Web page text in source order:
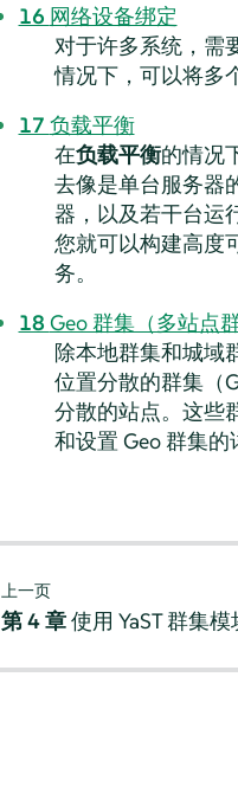
16 网络设备绑定
对于许多系统，需
情况下，可以将多
17 负载平衡
在负载平衡的情况
去像是单台服务器
器，以及若干台运
您就可以构建高度
务。
18 Geo 群集（多站点群
除本地群集和城域
位置分散的群集（
分散的站点。这些
和设置 Geo 群集
上一页
第 4 章使用 YaST 群集模